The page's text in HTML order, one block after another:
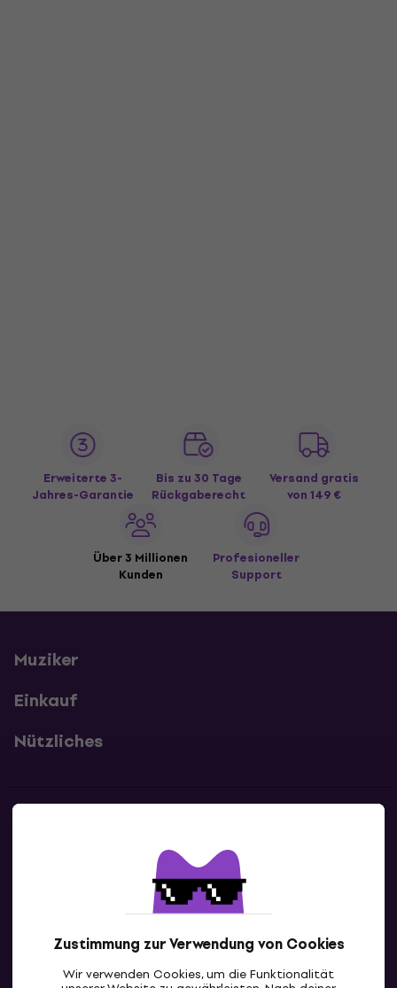
Zustimmung zur Verwendung von Cookies
Wir verwenden Cookies, um die Funktionalität
Erweiterte 3-
Jahres-Garantie
Bis zu 30 Tage
Rückgaberecht
Versand gratis
von 149 €
Über 3 Millionen
Kunden
Profesioneller
Support
Muziker
Einkauf
Nützliches
Kontaktiere uns